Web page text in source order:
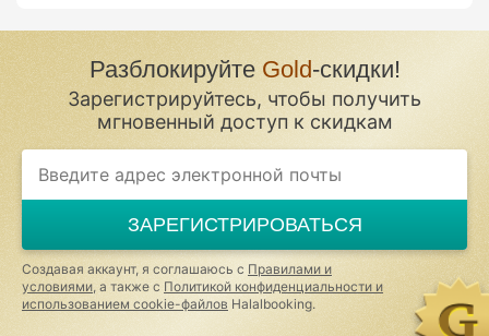
Разблокируйте Gold-скидки!
Зарегистрируйтесь, чтобы получить
мгновенный доступ к скидкам
ЗАРЕГИСТРИРОВАТЬСЯ
Создавая аккаунт, я соглашаюсь с Правилами и
условиями , а также с Политикой конфиденциальности и
использованием cookie-файлов Halalbooking.